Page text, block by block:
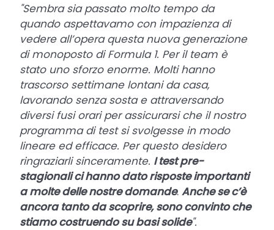
"Sembra sia passato molto tempo da
quando aspettavamo con impazienza di
vedere all’opera questa nuova generazione
di monoposto di Formula 1. Per il team è
stato uno sforzo enorme. Molti hanno
trascorso settimane lontani da casa,
lavorando senza sosta e attraversando
diversi fusi orari per assicurarsi che il nostro
programma di test si svolgesse in modo
lineare ed efficace. Per questo desidero
ringraziarli sinceramente. I test pre-
stagionali ci hanno dato risposte importanti
a molte delle nostre domande. Anche se c’è
ancora tanto da scoprire, sono convinto che
stiamo costruendo su basi solide".